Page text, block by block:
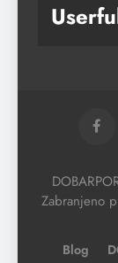
Zabranjeno
Blog